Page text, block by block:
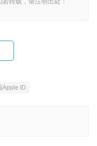
Apple ID